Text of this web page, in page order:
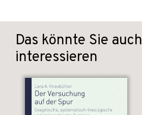
Das könnte Sie auch
interessieren